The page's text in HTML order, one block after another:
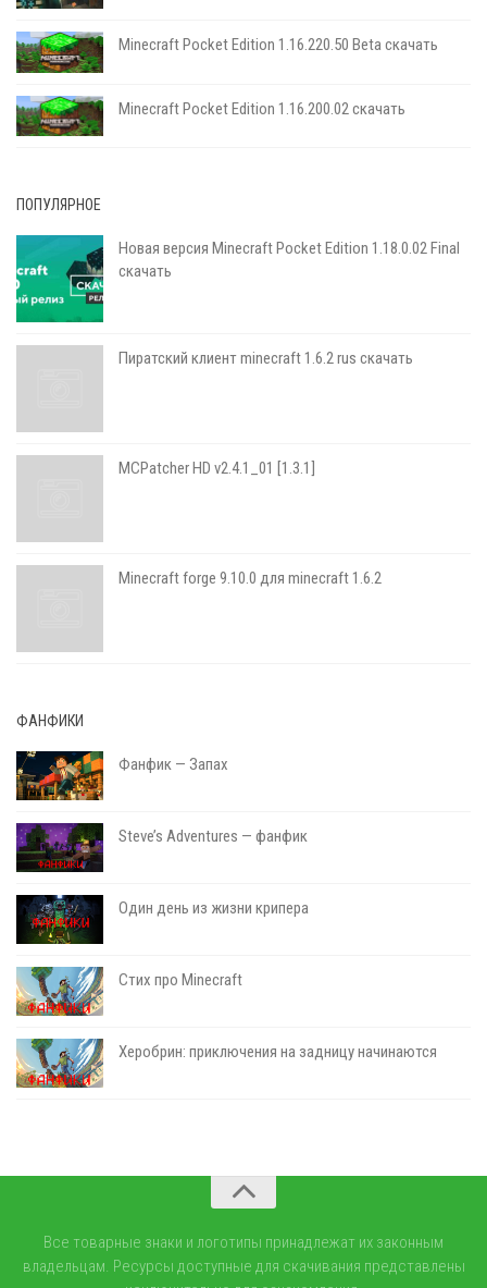
Minecraft Pocket Edition 1.16.220.50 Beta скачать
Minecraft Pocket Edition 1.16.200.02 скачать
ПОПУЛЯРНОЕ
Новая версия Minecraft Pocket Edition 1.18.0.02 Final
скачать
Пиратский клиент minecraft 1.6.2 rus скачать
MCPatcher HD v2.4.1_01 [1.3.1]
Minecraft forge 9.10.0 для minecraft 1.6.2
ФАНФИКИ
Фанфик — Запах
Steve’s Adventures — фанфик
Один день из жизни крипера
Стих про Minecraft
Херобрин: приключения на задницу начинаются
Все товарные знаки и логотипы принадлежат их законным
владельцам. Ресурсы доступные для скачивания представлены